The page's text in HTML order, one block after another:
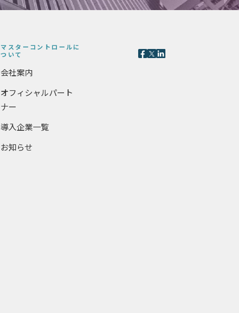
マスターコントロールに
ついて
会社案内
オフィシャルパート
ナー
導入企業一覧
お知らせ